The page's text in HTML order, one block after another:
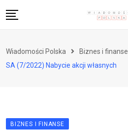
to
Zdrowie i styl życia
Wiadomości Polska Biznes i finanse
SA (7/2022) Nabycie akcji własnych
BIZNES I FINANSE